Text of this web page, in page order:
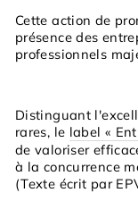
Cette action de
présence des
professionnels
Distinguant
rares, le label «
de valoriser
à la concurrence
(Texte écrit par